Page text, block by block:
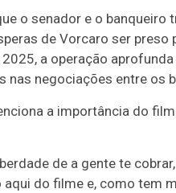
o senador e o
de Vorcaro ser
a operação
nas negociações entre os
a importância do
de a gente te
do filme e, como tem